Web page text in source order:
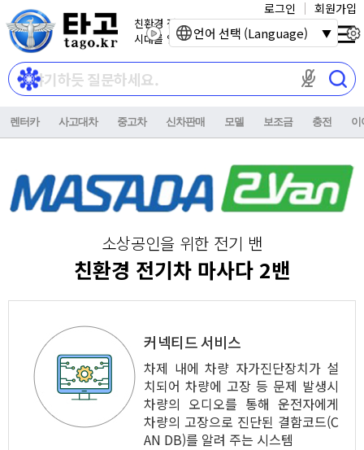
친환경 전기자동차
시대를 열어갑니다.
마이크 권한이
로그인 회원가입
렌터카 사고대차 중고차 신차판매 모델 보조금 충전 이
소상공인을 위한 전기 밴
친환경 전기차 마사다 2밴
커넥티드 서비스
차제 내에 차량 자가진단장치가 설
치되어 차량에 고장 등 문제 발생시
차량의 오디오를 통해 운전자에게
차량의 고장으로 진단된 결함코드(C
AN DB)를 알려 주는 시스템
언어 선택 (Language)